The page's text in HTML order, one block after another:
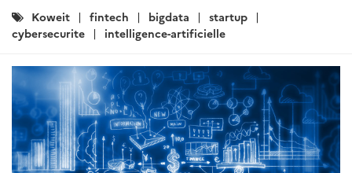
Catégories
:
Koweit fintech bigdata
startup
cybersecurite
intelligence-artificielle